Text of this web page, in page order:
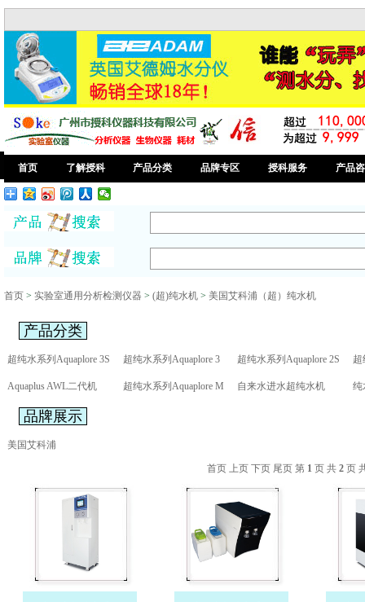
首页 了解授科 产品分类 品牌专区 授科服务 产品
首页> 实验室通用分析检测仪器 > (超)纯水机> 美国艾科浦（超）纯水机
产品分类
超纯水系列Aquaplore 3S 超纯水系列Aquaplore 3 超纯水系列Aquaplore 2S 超
Aquaplus AWL二代机 超纯水系列Aquaplore M 自来水进水超纯水机 纯
品牌展示
美国艾科浦
首页 上页 下页 尾页第 1 页 共 2 页